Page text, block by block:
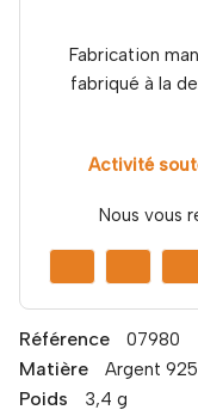
Fabrication
fabriqué à la
Activité
Nous vous
Référence 07980
Matière Argent 925
Poids 3,4 g